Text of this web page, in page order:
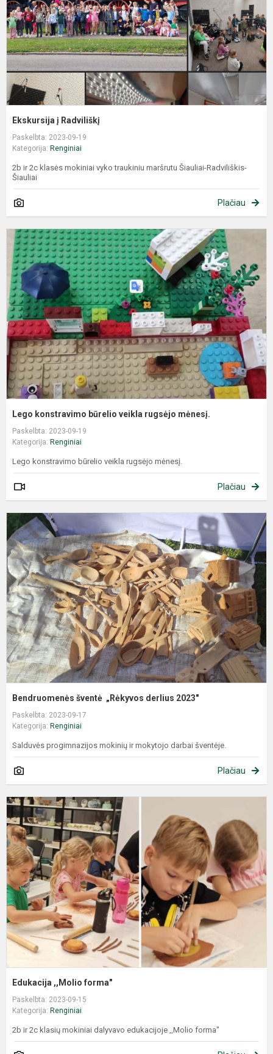
Ekskursija į Radviliškį
Paskelbta: 2023-09-19
Kategorija: Renginiai
2b ir 2c klasės mokiniai vyko traukiniu maršrutu Šiauliai-Radviliškis-
Šiauliai
Plačiau
Lego konstravimo būrelio veikla rugsėjo mėnesį.
Paskelbta: 2023-09-19
Kategorija: Renginiai
Lego konstravimo būrelio veikla rugsėjo mėnesį.
Plačiau
Bendruomenės šventė „Rėkyvos derlius 2023"
Paskelbta: 2023-09-17
Kategorija: Renginiai
Salduvės progimnazijos mokinių ir mokytojo darbai šventėje.
Plačiau
Edukacija ,,Molio forma"
Paskelbta: 2023-09-15
Kategorija: Renginiai
2b ir 2c klasių mokiniai dalyvavo edukacijoje ,,Molio forma"